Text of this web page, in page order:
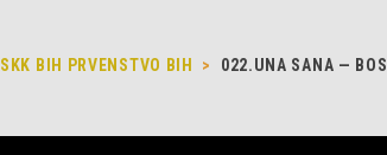
SKK BIH PRVENSTVO BIH > 022.UNA SANA —